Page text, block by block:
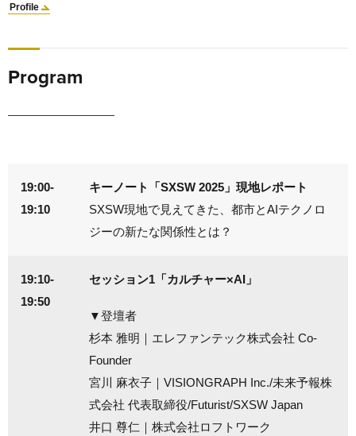
Profile
Program
19:00-
19:10
キーノート「SXSW 2025」現地レポート
SXSW現地で見えてきた、都市とAIテクノロ
ジーの新たな関係性とは？
19:10-
19:50
セッション1「カルチャー×AI」
▼登壇者
杉本 雅明｜エレファンテック株式会社 Co-
Founder
宮川 麻衣子｜VISIONGRAPH Inc./未来予報株
式会社 代表取締役/Futurist/SXSW Japan
井口 尊仁｜株式会社ロフトワーク